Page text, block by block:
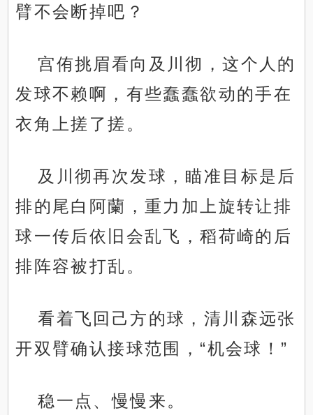
臂不会断掉吧？
宫侑挑眉看向及川彻，这个人的
发球不赖啊，有些蠢蠢欲动的手在
衣角上搓了搓。
及川彻再次发球，瞄准目标是后
排的尾白阿蘭，重力加上旋转让排
球一传后依旧会乱飞，稻荷崎的后
排阵容被打乱。
看着飞回己方的球，清川森远张
开双臂确认接球范围，“机会球！”
稳一点、慢慢来。